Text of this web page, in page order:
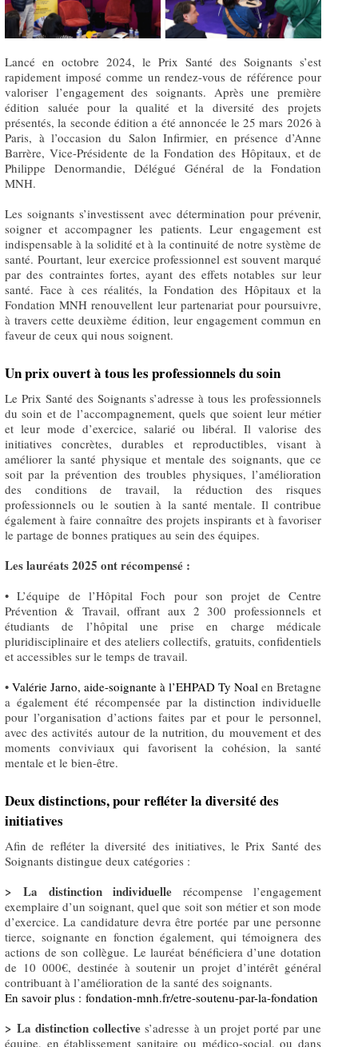
Lancé en octobre 2024, le Prix Santé des Soignants s’est
rapidement imposé comme un rendez-vous de référence pour
valoriser l’engagement des soignants. Après une première
édition saluée pour la qualité et la diversité des projets
présentés, la seconde édition a été annoncée le 25 mars 2026 à
Paris, à l’occasion du Salon Infirmier, en présence d’Anne
Barrère, Vice-Présidente de la Fondation des Hôpitaux, et de
Philippe Denormandie, Délégué Général de la Fondation
MNH.
Les soignants s’investissent avec détermination pour prévenir,
soigner et accompagner les patients. Leur engagement est
indispensable à la solidité et à la continuité de notre système de
santé. Pourtant, leur exercice professionnel est souvent marqué
par des contraintes fortes, ayant des effets notables sur leur
santé. Face à ces réalités, la Fondation des Hôpitaux et la
Fondation MNH renouvellent leur partenariat pour poursuivre,
à travers cette deuxième édition, leur engagement commun en
faveur de ceux qui nous soignent.
Un prix ouvert à tous les professionnels du soin
Le Prix Santé des Soignants s’adresse à tous les professionnels
du soin et de l’accompagnement, quels que soient leur métier
et leur mode d’exercice, salarié ou libéral. Il valorise des
initiatives concrètes, durables et reproductibles, visant à
améliorer la santé physique et mentale des soignants, que ce
soit par la prévention des troubles physiques, l’amélioration
des conditions de travail, la réduction des risques
professionnels ou le soutien à la santé mentale. Il contribue
également à faire connaître des projets inspirants et à favoriser
le partage de bonnes pratiques au sein des équipes.
Les lauréats 2025 ont récompensé :
• L’équipe de l’Hôpital Foch pour son projet de Centre
Prévention & Travail, offrant aux 2 300 professionnels et
étudiants de l’hôpital une prise en charge médicale
pluridisciplinaire et des ateliers collectifs, gratuits, confidentiels
et accessibles sur le temps de travail.
• Valérie Jarno, aide-soignante à l’EHPAD Ty Noal en Bretagne
a également été récompensée par la distinction individuelle
pour l’organisation d’actions faites par et pour le personnel,
avec des activités autour de la nutrition, du mouvement et des
moments conviviaux qui favorisent la cohésion, la santé
mentale et le bien-être.
Deux distinctions, pour refléter la diversité des
initiatives
Afin de refléter la diversité des initiatives, le Prix Santé des
Soignants distingue deux catégories :
> La distinction individuelle récompense l’engagement
exemplaire d’un soignant, quel que soit son métier et son mode
d’exercice. La candidature devra être portée par une personne
tierce, soignante en fonction également, qui témoignera des
actions de son collègue. Le lauréat bénéficiera d’une dotation
de 10 000€, destinée à soutenir un projet d’intérêt général
contribuant à l’amélioration de la santé des soignants.
En savoir plus : fondation-mnh.fr/etre-soutenu-par-la-fondation
> La distinction collective s’adresse à un projet porté par une
équipe, en établissement sanitaire ou médico-social, ou dans